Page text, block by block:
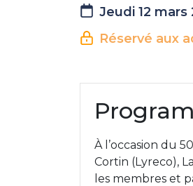
Jeudi 12 mars
Réservé aux
À l’occasion du
Cortin (Lyreco),
les membres et